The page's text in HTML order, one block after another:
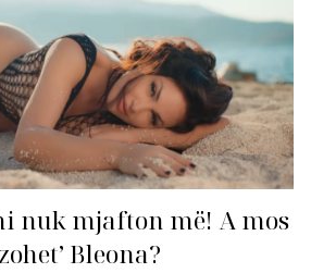
nuk mjafton më! A mos
Bleona?